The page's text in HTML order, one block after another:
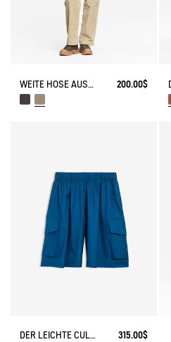
WEITE HOSE AUS SAMT 200.00$
DER LEICHTE CULOTTE-ROCK MTD 315.00$